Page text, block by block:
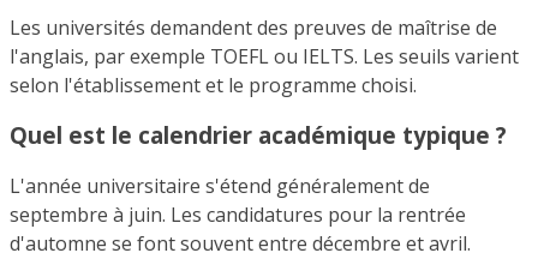
Les universités demandent des preuves de maîtrise de
l'anglais, par exemple TOEFL ou IELTS. Les seuils varient
selon l'établissement et le programme choisi.
Quel est le calendrier académique typique ?
L'année universitaire s'étend généralement de
septembre à juin. Les candidatures pour la rentrée
d'automne se font souvent entre décembre et avril.